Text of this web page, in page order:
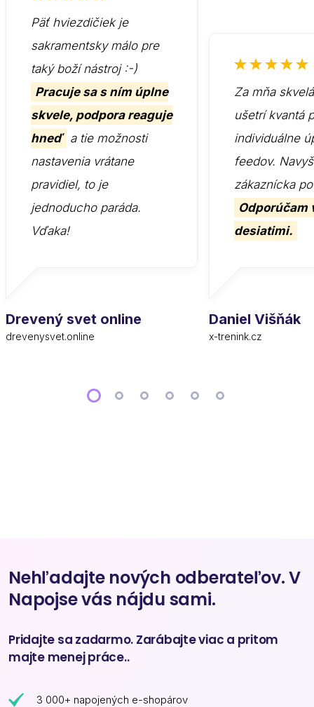
Päť hviezdičiek je
sakramentsky málo pre
taký boží nástroj :-)
Pracuje sa s ním úplne
skvele, podpora reaguje
hneď a tie možnosti
nastavenia vrátane
pravidiel, to je
jednoducho paráda.
Vďaka!
Drevený svet online
drevenysvet.online
Za mňa
ušetrí kvantá
individuálne
feedov.
zákaznícka
Odporúčam
desiatimi.
Daniel Višňák
x-trenink.cz
Nehľadajte nových odberateľov. V
Napojse vás nájdu sami.
Pridajte sa zadarmo. Zarábajte viac a pritom
majte menej práce..
3 000+ napojených e-shopárov